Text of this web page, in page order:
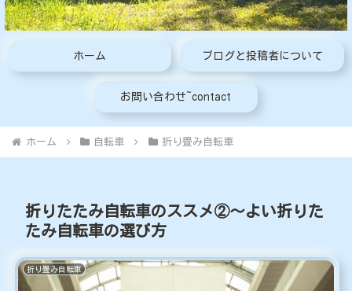
ホーム ブログと投稿者について
お問い合わせ~contact
ホーム 自転車 折り畳み自転車
折りたたみ自転車のススメ②〜よい折りた
たみ自転車の選び方
折り畳み自転車